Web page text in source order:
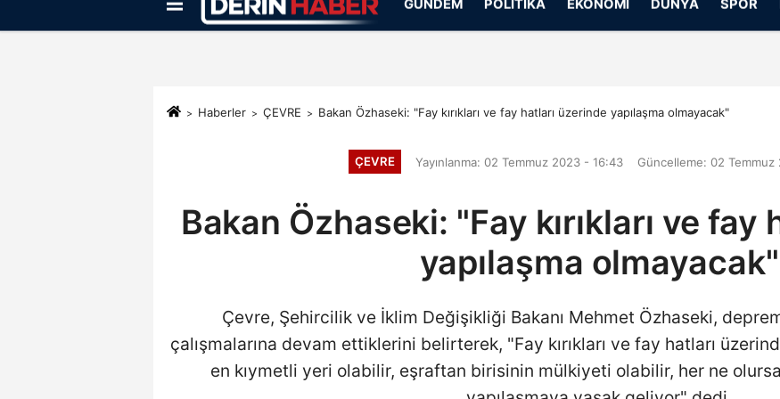
Künye İletişim Çerez Politikası
GÜNDEM POLITIKA EKONOMI DÜNYA SPOR
Haberler ÇEVRE Bakan Özhaseki: "Fay kırıkları ve fay hatları üzerinde yapılaşma olmayacak"
ÇEVRE Yayınlanma: 02 Temmuz 2023 - 16:43 Güncelleme: 02
Bakan Özhaseki: "Fay kırıkları ve fay
yapılaşma olmayacak"
Çevre, Şehircilik ve İklim Değişikliği Bakanı Mehmet Özhaseki,
çalışmalarına devam ettiklerini belirterek, "Fay kırıkları ve fay hatları
en kıymetli yeri olabilir, eşraftan birisinin mülkiyeti olabilir, her ne